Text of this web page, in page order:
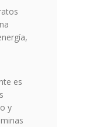
es
y